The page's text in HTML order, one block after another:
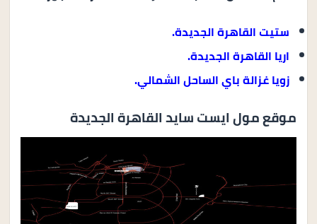
ستيت القاهرة الجديدة.
اريا القاهرة الجديدة.
زويا غزالة باي الساحل الشمالي.
موقع مول ايست سايد القاهرة الجديدة